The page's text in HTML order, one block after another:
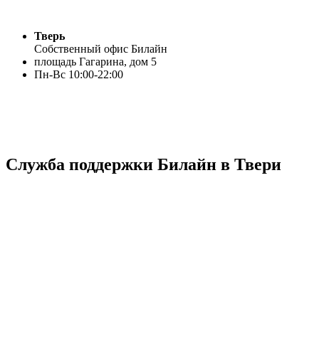
Тверь
Собственный офис Билайн
площадь Гагарина, дом 5
Пн-Вс 10:00-22:00
Служба поддержки Билайн в Твери